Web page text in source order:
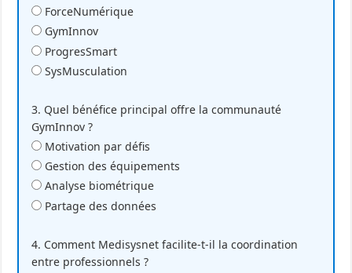
ForceNumérique
GymInnov
ProgresSmart
SysMusculation
3. Quel bénéfice principal offre la communauté
GymInnov ?
Motivation par défis
Gestion des équipements
Analyse biométrique
Partage des données
4. Comment Medisysnet facilite-t-il la coordination
entre professionnels ?